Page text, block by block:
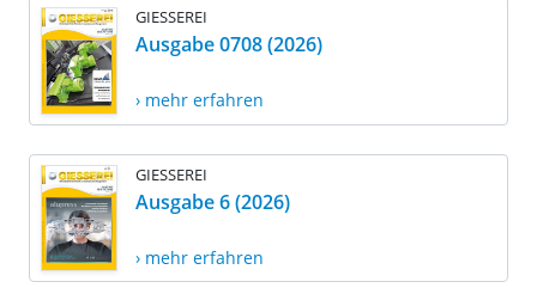
GIESSEREI
Ausgabe 0708 (2026)
› mehr erfahren
GIESSEREI
Ausgabe 6 (2026)
› mehr erfahren